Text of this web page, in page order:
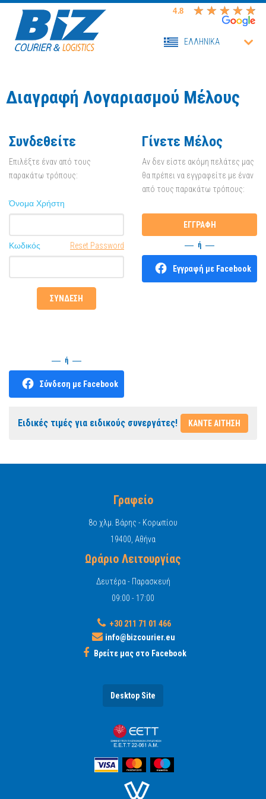
ΕΛΛΗΝΙΚΑ
Διαγραφή Λογαριασμού Μέλους
Συνδεθείτε
Επιλέξτε έναν από τους
παρακάτω τρόπους:
Όνομα Χρήστη
Reset Password
Κωδικός
ή
Σύνδεση με Facebook
Γίνετε Μέλος
Αν δεν είστε ακόμη πελάτες μας
θα πρέπει να εγγραφείτε με έναν
από τους παρακάτω τρόπους:
ή
Εγγραφή με Facebook
Ειδικές τιμές για ειδικούς συνεργάτες! ΚΑΝΤΕ ΑΙΤΗΣΗ
Γραφείο
8o χλμ. Βάρης - Κορωπίου
19400, Αθήνα
Ωράριο Λειτουργίας
Δευτέρα - Παρασκευή
09:00 - 17:00
+30 211 71 01 466
info@bizcourier.eu
Βρείτε μας στο Facebook
Desktop Site